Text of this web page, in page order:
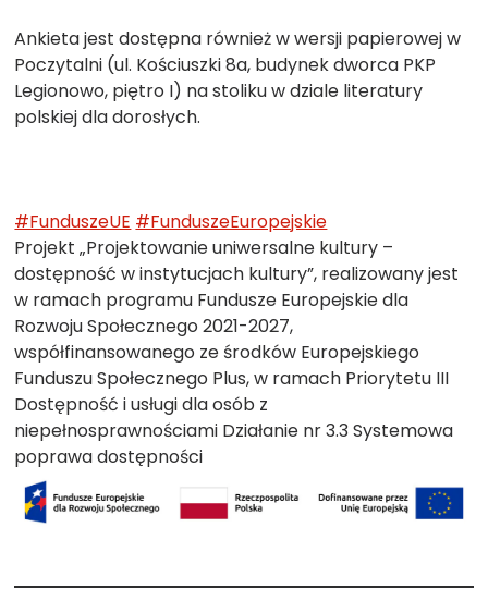
Ankieta jest dostępna również w wersji papierowej w
Poczytalni (ul. Kościuszki 8a, budynek dworca PKP
Legionowo, piętro I) na stoliku w dziale literatury
polskiej dla dorosłych.
#FunduszeUE #FunduszeEuropejskie
Projekt „Projektowanie uniwersalne kultury –
dostępność w instytucjach kultury”, realizowany jest
w ramach programu Fundusze Europejskie dla
Rozwoju Społecznego 2021-2027,
współfinansowanego ze środków Europejskiego
Funduszu Społecznego Plus, w ramach Priorytetu III
Dostępność i usługi dla osób z
niepełnosprawnościami Działanie nr 3.3 Systemowa
poprawa dostępności